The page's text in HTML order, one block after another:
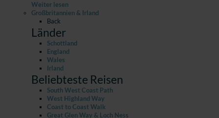
Weiter lesen
Großbritannien & Irland
Back
Länder
Schottland
England
Wales
Irland
Beliebteste Reisen
South West Coast Path
West Highland Way
Coast to Coast Walk
Great Glen Way & Loch Ness